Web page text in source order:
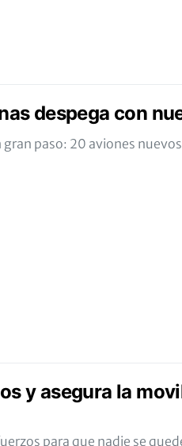
despega con
paso: 20 aviones
y asegura la
para que nadie se